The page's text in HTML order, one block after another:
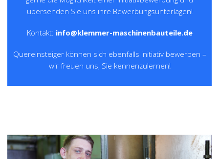
übersenden Sie uns ihre Bewerbungsunterlagen!
Kontakt: info@klemmer-maschinenbauteile.de
Quereinsteiger können sich ebenfalls initiativ bewerben –
wir freuen uns, Sie kennenzulernen!